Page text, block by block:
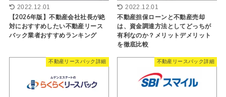
2022.12.01
【2026年版】不動産会社社長が絶
対におすすめしたい不動産リース
バック業者おすすめランキング
2022.12.01
不動産担保ローンと不動産売却
は、資金調達方法としてどっちが
有利なのか？メリットデメリット
を徹底比較
不動産リースバック詳細 不動産リースバック詳細